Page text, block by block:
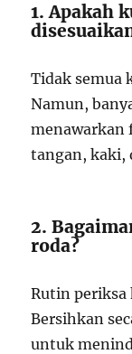
1. Apakah
Tidak semua
Namun,
menawarkan
tangan, kaki,
2.
roda?
Rutin periksa
Bersihkan
untuk